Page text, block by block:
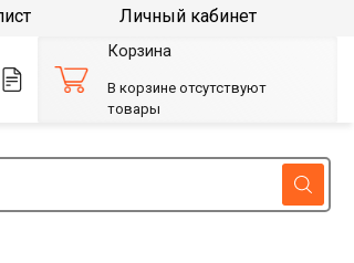
Личный кабинет
Корзина
В корзине отсутствуют
товары